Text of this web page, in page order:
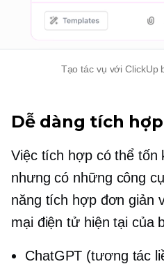
Tạo tác vụ với ClickUp
Dễ dàng tích hợp
Việc tích hợp có thể tốn
nhưng có những công
năng tích hợp đơn giản
mại điện tử hiện tại của
ChatGPT (tương tác